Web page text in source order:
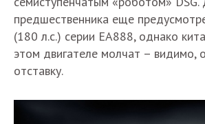
предшественника еще
(180 л.с.) серии EA888, однако
этом двигателе молчат – видимо,
отставку.